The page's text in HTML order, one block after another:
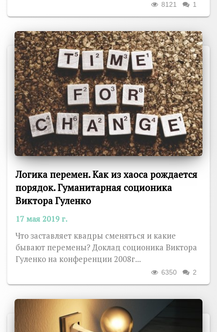
1
8121
Логика перемен. Как из хаоса рождается
порядок. Гуманитарная соционика
Виктора Гуленко
17 мая 2019 г.
Что заставляет квадры сменяться и какие
бывают перемены? Доклад соционика Виктора
Гуленко на конференции 2008г...
2
6350